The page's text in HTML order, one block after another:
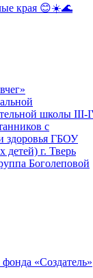
края 😊☀️🌊
школы III-
с
здоровья ГБОУ
г. Тверь
Боголеповой
«Создатель»